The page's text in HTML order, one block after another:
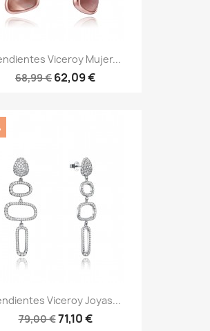
Viceroy Mujer...
68,99 € 62,09 €
Viceroy Joyas...
79,00 €71,10 €